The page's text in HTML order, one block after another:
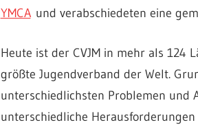
YMCAund verabschiedeten eine
Heute ist der CVJM in mehr als
größte Jugendverband der Welt.
unterschiedlichsten Problemen und
unterschiedliche